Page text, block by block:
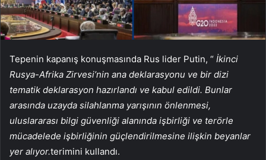
Tepenin kapanış konuşmasında Rus lider Putin, “ İkinci
Rusya-Afrika Zirvesi’nin ana deklarasyonu ve bir dizi
tematik deklarasyon hazırlandı ve kabul edildi. Bunlar
arasında uzayda silahlanma yarışının önlenmesi,
uluslararası bilgi güvenliği alanında işbirliği ve terörle
mücadelede işbirliğinin güçlendirilmesine ilişkin beyanlar
yer alıyor.terimini kullandı.